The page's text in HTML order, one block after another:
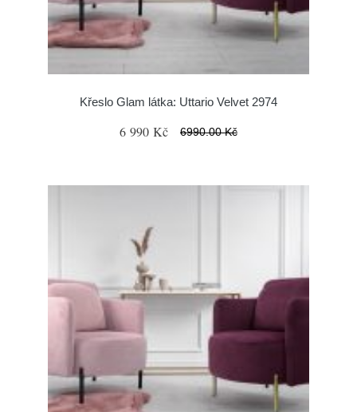
Křeslo Glam látka: Uttario Velvet 2974
6 990 Kč 6990.00 Kč